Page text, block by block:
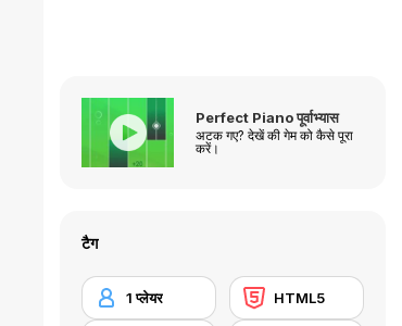
Perfect Piano पूर्वाभ्यास
अटक गए? देखें की गेम को कैसे पूरा
करें।
टैग
1 प्लेयर HTML5